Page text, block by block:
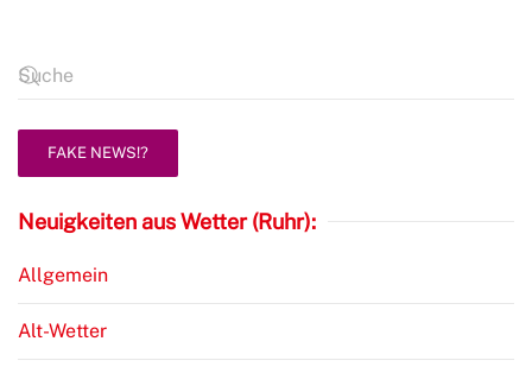
FAKE NEWS!?
Neuigkeiten aus Wetter (Ruhr):
Allgemein
Alt-Wetter